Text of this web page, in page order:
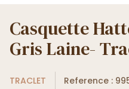
Casquette
Gris Laine-
TRACLET Reference :